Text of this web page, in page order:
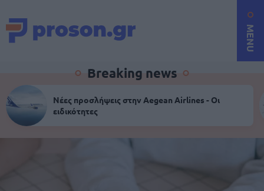
MENU
Breaking news
Νέες προσλήψεις στην Aegean Airlines - Οι
ειδικότητες